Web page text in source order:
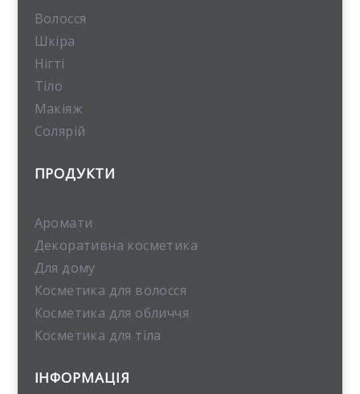
Волосся
Шкіра
Нігті
Тіло
Макіяж
Солярій
ПРОДУКТИ
Аромати
Декоративна косметика
Для дому
Косметика для волосся
Косметика для обличчя
Косметика для тіла
ІНФОРМАЦІЯ